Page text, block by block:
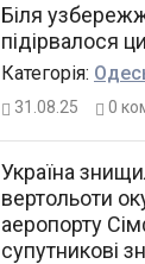
Біля
підірвалося
Категорiя:
31.08.25 0
Україна
вертольоти
аеропорту
супутникові